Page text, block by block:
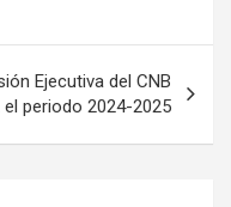
Ejecutiva del CNB
el periodo 2024-2025